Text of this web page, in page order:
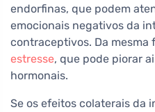
endorfinas, que podem
emocionais negativos da
contraceptivos. Da mesma
estresse, que pode piorar
hormonais.
Se os efeitos colaterais da